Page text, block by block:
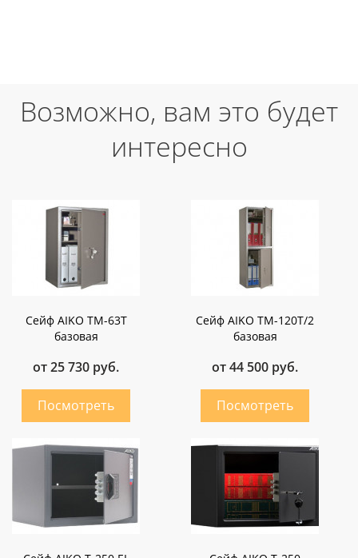
Возможно, вам это будет
интересно
Сейф AIKO ТМ-63Т
базовая
от 25 730 руб.
Сейф AIKO ТМ-120Т/2
базовая
от 44 500 руб.